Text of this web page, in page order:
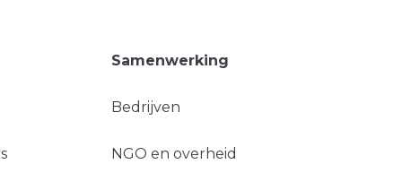
Samenwerking
Bedrijven
NGO en overheid